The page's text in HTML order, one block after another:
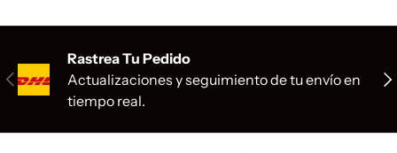
Anterior
Rastrea Tu Pedido
Actualizaciones y seguimiento de tu envío en
tiempo real.